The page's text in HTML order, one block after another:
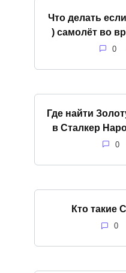
Что делать
) самолёт во
0
Где найти
в Сталкер
0
Кто такие
0